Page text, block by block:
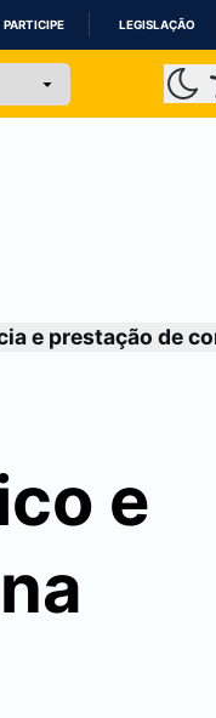
PARTICIPE LEGISLAÇÃO
e prestação de
e